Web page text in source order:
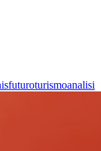
futuroturismoanalisi